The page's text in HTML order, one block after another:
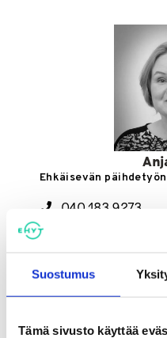
Suostumus
Tämä sivusto käyttää
Ehkäisevän
040 183 9273
KATSO